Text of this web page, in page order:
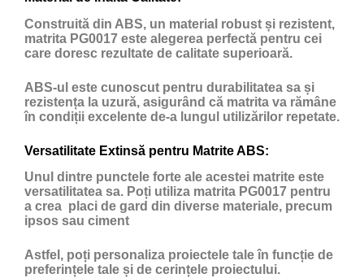
Construită din ABS, un material robust și rezistent,
matrita PG0017 este alegerea perfectă pentru cei
care doresc rezultate de calitate superioară.
ABS-ul este cunoscut pentru durabilitatea sa și
rezistența la uzură, asigurând că matrita va rămâne
în condiții excelente de-a lungul utilizărilor repetate.
Versatilitate Extinsă pentru Matrite ABS:
Unul dintre punctele forte ale acestei matrite este
versatilitatea sa. Poți utiliza matrita PG0017 pentru
a crea placi de gard din diverse materiale, precum
ipsos sau ciment
Astfel, poți personaliza proiectele tale în funcție de
preferințele tale și de cerințele proiectului.